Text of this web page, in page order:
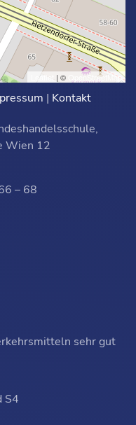
Leaflet | © OpenStreetMap
| Kontakt
Wien 12
– 68
sehr gut
S4